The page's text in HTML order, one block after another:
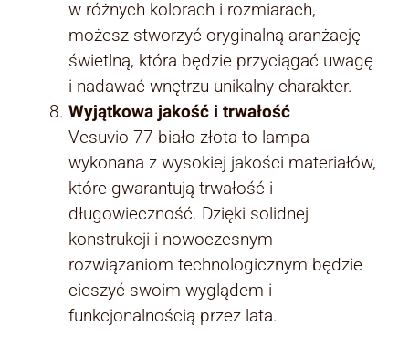
w różnych kolorach i rozmiarach,
możesz stworzyć oryginalną aranżację
świetlną, która będzie przyciągać uwagę
i nadawać wnętrzu unikalny charakter.
Wyjątkowa jakość i trwałość
Vesuvio 77 biało złota to lampa
wykonana z wysokiej jakości materiałów,
które gwarantują trwałość i
długowieczność. Dzięki solidnej
konstrukcji i nowoczesnym
rozwiązaniom technologicznym będzie
cieszyć swoim wyglądem i
funkcjonalnością przez lata.